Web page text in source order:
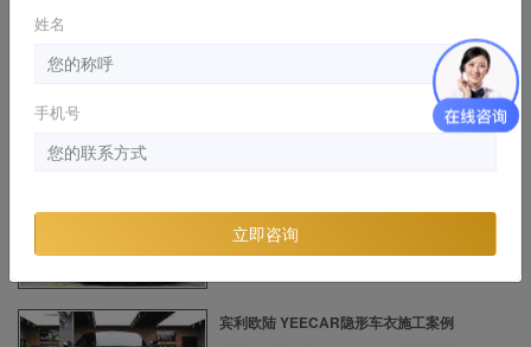
宝马M760贴上YEECAR隔热膜享受更舒适驾
路虎 , 揽胜极光 施工视频
2020-09-21 21:11:17
宾利欧陆 YEECAR隐形车衣施工案例
姓名
手机号
立即咨询